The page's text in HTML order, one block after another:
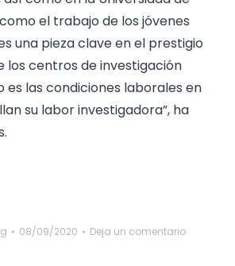
el trabajo de los jóvenes
una pieza clave en el prestigio
los centros de investigación
es las condiciones laborales en
su labor investigadora”, ha
08/09/2020 Deja un comentario